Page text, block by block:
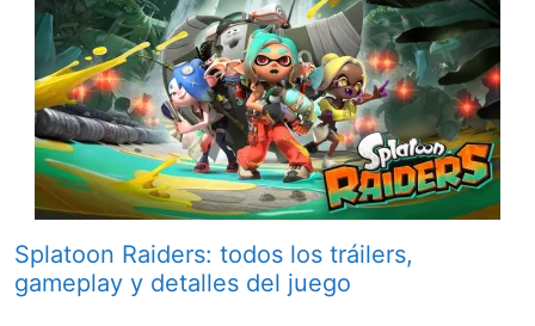
Splatoon Raiders: todos los tráilers,
gameplay y detalles del juego